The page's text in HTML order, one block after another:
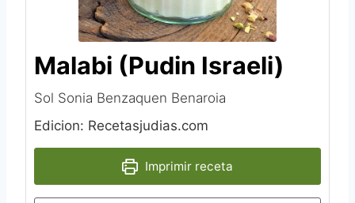
Malabi (Pudin Israeli)
Sol Sonia Benzaquen Benaroia
Edicion: Recetasjudias.com
Imprimir receta